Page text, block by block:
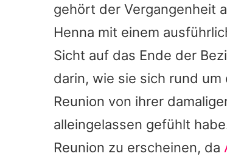
gehört der Vergangenheit
Henna mit einem
Sicht auf das Ende der
darin, wie sie sich rund um
Reunion von ihrer
alleingelassen gefühlt
Reunion zu erscheinen, da